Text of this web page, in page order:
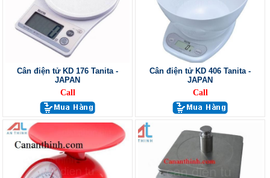
Cân điện tử KD 176 Tanita -
JAPAN
Call
Cân điện tử KD 406 Tanita -
JAPAN
Call